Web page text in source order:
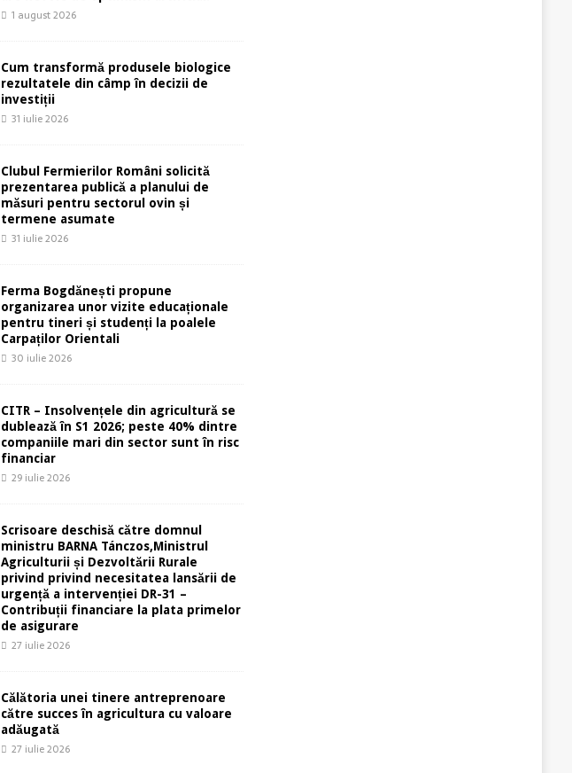
1 august 2026
Cum transformă produsele biologice
rezultatele din câmp în decizii de
investiții
31 iulie 2026
Clubul Fermierilor Români solicită
prezentarea publică a planului de
măsuri pentru sectorul ovin și
termene asumate
31 iulie 2026
Ferma Bogdănești propune
organizarea unor vizite educaționale
pentru tineri și studenți la poalele
Carpaților Orientali
30 iulie 2026
CITR – Insolvențele din agricultură se
dublează în S1 2026; peste 40% dintre
companiile mari din sector sunt în risc
financiar
29 iulie 2026
Scrisoare deschisă către domnul
ministru BARNA Tánczos,Ministrul
Agriculturii și Dezvoltării Rurale
privind privind necesitatea lansării de
urgență a intervenției DR-31 –
Contribuții financiare la plata primelor
de asigurare
27 iulie 2026
Călătoria unei tinere antreprenoare
către succes în agricultura cu valoare
adăugată
27 iulie 2026